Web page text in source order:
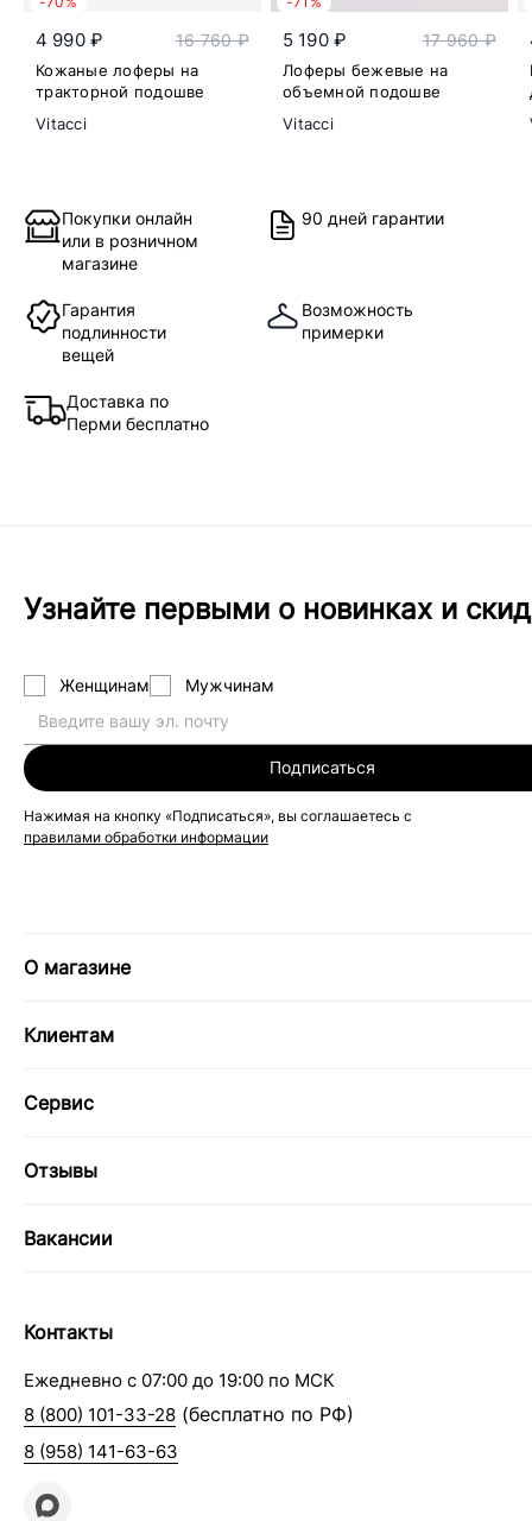
4 990 ₽ 16 760 ₽
Кожаные лоферы на
тракторной подошве
Vitacci
5 190 ₽ 17 960 ₽
Лоферы бежевые на
объемной подошве
Vitacci
Покупки онлайн
или в розничном
магазине
90 дней гарантии
Гарантия
подлинности
вещей
Возможность
примерки
Доставка по
Перми бесплатно
Узнайте первыми о новинках и
Женщинам Мужчинам
Подписаться
Нажимая на кнопку «Подписаться», вы соглашаетесь с
правилами обработки информации
О магазине
Клиентам
Сервис
Отзывы
Вакансии
Контакты
Ежедневно с 07:00 до 19:00 по МСК
8 (800) 101-33-28 (бесплатно по РФ)
8 (958) 141-63-63